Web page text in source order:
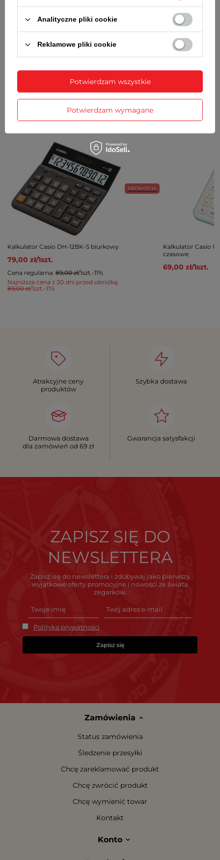
Potrzebujesz pomocy? Masz pytania?
niezwłocznie, najciekawsze pytania i
odpowiedzi publikując dla innych.
Zadaj pytanie
ZOBACZ RÓWNIEŻ
PROMOCJA
Kalkulator Casio DH-12BK-S biurkowy
79,00 zł/1szt.
Najniższa cena z 30 dni przed obniżką:
89,00 zł/1szt.-11%
Cena regularna: 89,00 zł/1szt.-11%
Kalkulator Casio
czasowe
69,00 zł/1szt.
Atrakcyjne ceny
produktów
Szybka dostawa
Darmowa dostawa
dla zamówień od 69 zł
Gwarancja satysfakcji
ZAPISZ SIĘ DO
NEWSLETTERA
Zapisz się do newslettera i zdobywaj jako pierwszy
wyjątkowe oferty promocyjne i nowości ze świata
zegarków.
Polityka prywatności
Zapisz się
Zamówienia
Status zamówienia
Śledzenie przesyłki
Chcę zareklamować produkt
Chcę zwrócić produkt
Chcę wymienić towar
Kontakt
Konto
Analityczne pliki cookie
Reklamowe pliki cookie
Potwierdzam wymagane
Potwierdzam wszystkie